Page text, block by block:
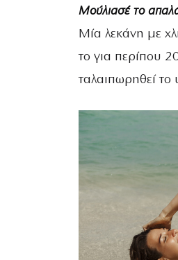
Μούλιασέ το
Μία λεκάνη με
το για περίπου
ταλαιπωρηθεί